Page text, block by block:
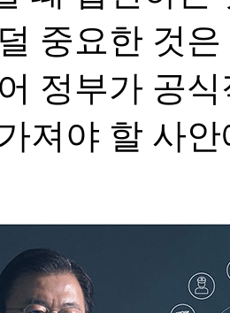
중요한 것
정부가 공
져야 할 사